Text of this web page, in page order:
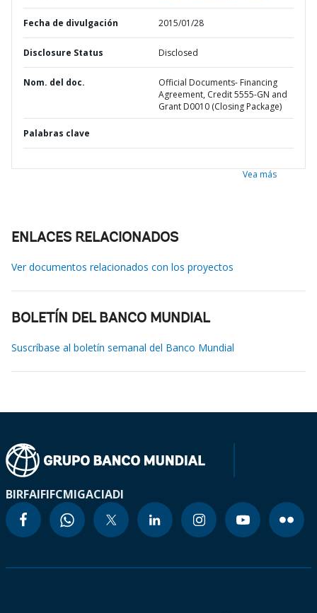
Fecha de divulgación 2015/01/28
Disclosure Status Disclosed
Nom. del doc.
Official Documents- Financing
Agreement, Credit 5555-GN and
Grant D0010 (Closing Package)
Palabras clave
Vea más
ENLACES RELACIONADOS
Ver documentos relacionados con los proyectos
BOLETÍN DEL BANCO MUNDIAL
Suscríbase al boletín semanal del Banco Mundial
BIRFAIFIFCMIGACIADI